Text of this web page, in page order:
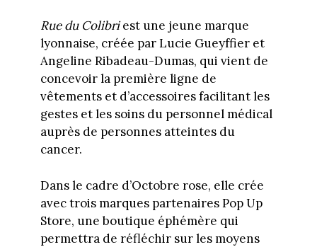
Rue du Colibriest une jeune marque
lyonnaise, créée par Lucie Gueyffier et
Angeline Ribadeau-Dumas, qui vient de
concevoir la première ligne de
vêtements et d’accessoires facilitant les
gestes et les soins du personnel médical
auprès de personnes atteintes du
cancer.
Dans le cadre d’Octobre rose, elle crée
avec trois marques partenaires Pop Up
Store, une boutique éphémère qui
permettra de réfléchir sur les moyens